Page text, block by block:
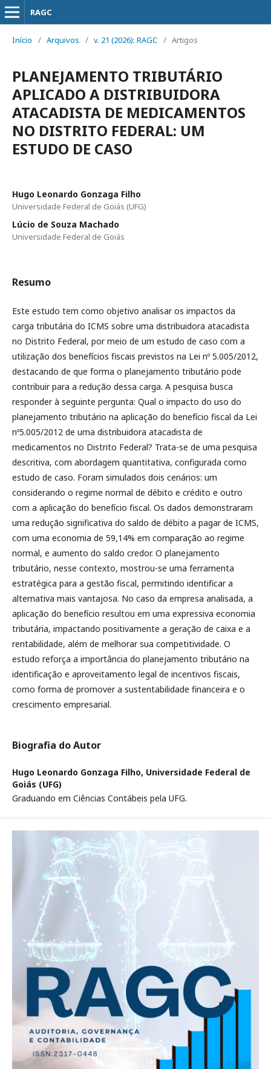
RAGC
Início / Arquivos / v. 21 (2026): RAGC / Artigos
PLANEJAMENTO TRIBUTÁRIO
APLICADO A DISTRIBUIDORA
ATACADISTA DE MEDICAMENTOS
NO DISTRITO FEDERAL: UM
ESTUDO DE CASO
Hugo Leonardo Gonzaga Filho
Universidade Federal de Goiás (UFG)
Lúcio de Souza Machado
Universidade Federal de Goiás
Resumo
Este estudo tem como objetivo analisar os impactos da
carga tributária do ICMS sobre uma distribuidora atacadista
no Distrito Federal, por meio de um estudo de caso com a
utilização dos benefícios fiscais previstos na Lei nº 5.005/2012,
destacando de que forma o planejamento tributário pode
contribuir para a redução dessa carga. A pesquisa busca
responder à seguinte pergunta: Qual o impacto do uso do
planejamento tributário na aplicação do benefício fiscal da Lei
nº5.005/2012 de uma distribuidora atacadista de
medicamentos no Distrito Federal? Trata-se de uma pesquisa
descritiva, com abordagem quantitativa, configurada como
estudo de caso. Foram simulados dois cenários: um
considerando o regime normal de débito e crédito e outro
com a aplicação do benefício fiscal. Os dados demonstraram
uma redução significativa do saldo de débito a pagar de ICMS,
com uma economia de 59,14% em comparação ao regime
normal, e aumento do saldo credor. O planejamento
tributário, nesse contexto, mostrou-se uma ferramenta
estratégica para a gestão fiscal, permitindo identificar a
alternativa mais vantajosa. No caso da empresa analisada, a
aplicação do benefício resultou em uma expressiva economia
tributária, impactando positivamente a geração de caixa e a
rentabilidade, além de melhorar sua competitividade. O
estudo reforça a importância do planejamento tributário na
identificação e aproveitamento legal de incentivos fiscais,
como forma de promover a sustentabilidade financeira e o
crescimento empresarial.
Biografia do Autor
Hugo Leonardo Gonzaga Filho, Universidade Federal de
Goiás (UFG)
Graduando em Ciências Contábeis pela UFG.